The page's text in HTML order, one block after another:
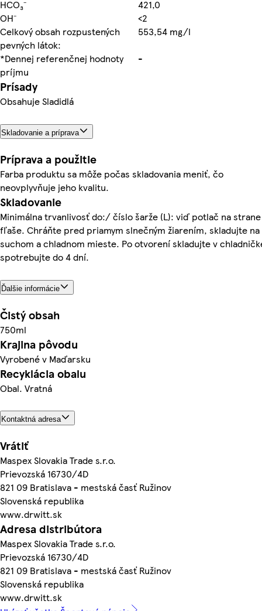
HCO₃⁻
421,0
OH⁻
<2
Celkový obsah rozpustených
pevných látok:
553,54 mg/l
*Dennej referenčnej hodnoty
príjmu
-
Prísady
Obsahuje Sladidlá
Skladovanie a príprava
Príprava a použitie
Farba produktu sa môže počas skladovania meniť, čo
neovplyvňuje jeho kvalitu.
Skladovanie
Minimálna trvanlivosť do:/ číslo šarže (L): viď potlač na strane
fľaše. Chráňte pred priamym slnečným žiarením, skladujte na
suchom a chladnom mieste. Po otvorení skladujte v
spotrebujte do 4 dní.
Ďalšie informácie
Čistý obsah
750ml
Krajina pôvodu
Vyrobené v Maďarsku
Recyklácia obalu
Obal. Vratná
Kontaktná adresa
Vrátiť
Maspex Slovakia Trade s.r.o.
Prievozská 16730/4D
821 09 Bratislava - mestská časť Ružinov
Slovenská republika
www.drwitt.sk
Adresa distribútora
Maspex Slovakia Trade s.r.o.
Prievozská 16730/4D
821 09 Bratislava - mestská časť Ružinov
Slovenská republika
www.drwitt.sk